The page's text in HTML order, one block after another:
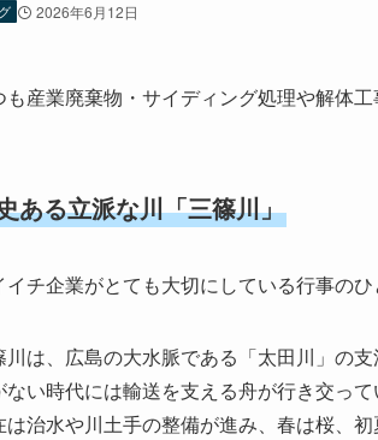
2026年6月12日
も産業廃棄物・サイディング処理や解体
ある立派な川「三篠川」
イチ企業がとても大切にしている行事の
川は、広島の大水脈である「太田川」の
ない時代には輸送を支える舟が行き交っ
は治水や川土手の整備が進み、春は桜、